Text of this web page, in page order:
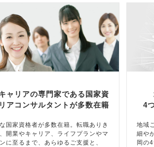
ャリアの専門家である国家資
アコンサルタントが多数在籍
国家資格者が多数在籍。転職ありき
開業やキャリア、ライフプランやマ
に至るまで、あらゆるご支援と、
4
地域
細や
岡の